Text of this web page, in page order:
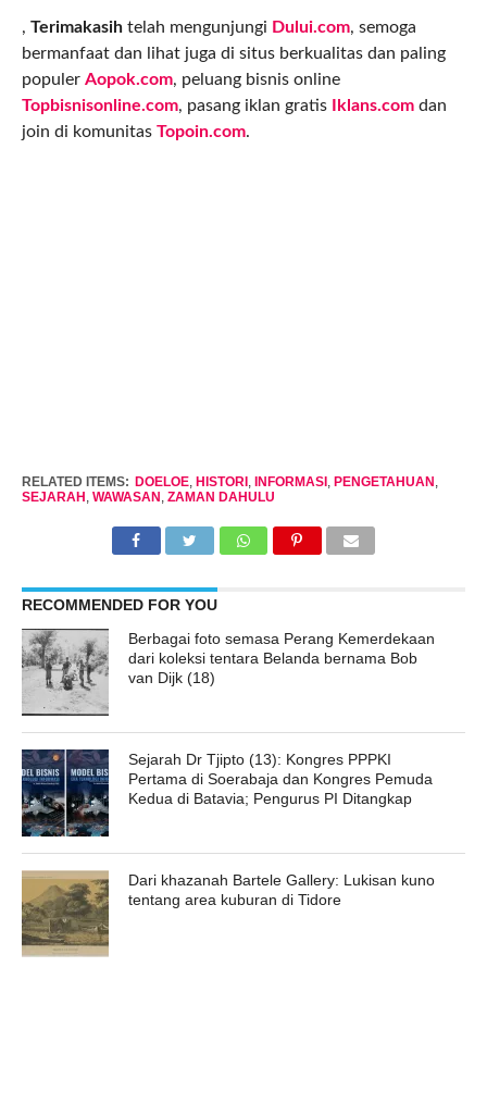
, Terimakasihtelah mengunjungi Dului.com, semoga
bermanfaat dan lihat juga di situs berkualitas dan paling
populer Aopok.com, peluang bisnis online
Topbisnisonline.com, pasang iklan gratis Iklans.comdan
join di komunitas Topoin.com.
RELATED ITEMS: DOELOE, HISTORI , INFORMASI , PENGETAHUAN ,
SEJARAH , WAWASAN , ZAMAN DAHULU
RECOMMENDED FOR YOU
Berbagai foto semasa Perang Kemerdekaan
dari koleksi tentara Belanda bernama Bob
van Dijk (18)
Sejarah Dr Tjipto (13): Kongres PPPKI
Pertama di Soerabaja dan Kongres Pemuda
Kedua di Batavia; Pengurus PI Ditangkap
Dari khazanah Bartele Gallery: Lukisan kuno
tentang area kuburan di Tidore